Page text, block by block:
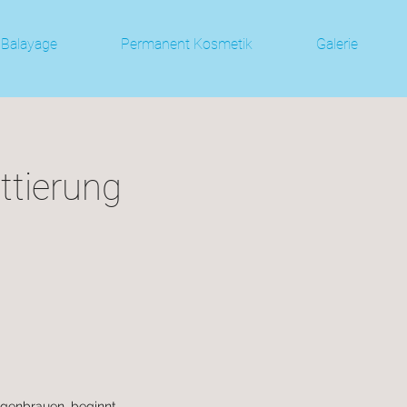
Balayage Permanent Kosmetik Galerie